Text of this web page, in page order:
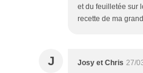
et du feuilletée sur
recette de ma
J Josy et Chris 27/